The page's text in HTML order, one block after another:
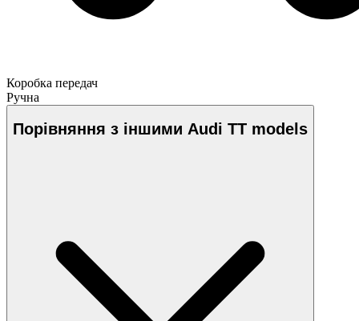
Коробка передач
Ручна
Порівняння з іншими Audi TT models